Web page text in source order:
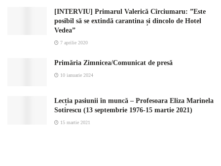
[INTERVIU] Primarul Valerică Cîrciumaru: ”Este
posibil să se extindă carantina și dincolo de Hotel
Vedea”
7 aprilie 2020
Primăria Zimnicea/Comunicat de presă
10 ianuarie 2024
Lecția pasiunii în muncă – Profesoara Eliza Marinela
Sotirescu (13 septembrie 1976-15 martie 2021)
15 martie 2021